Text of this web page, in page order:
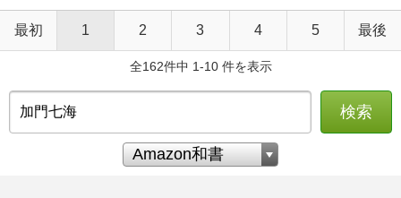
最初 1 2 3 4 5 最後
全162件中 1-10 件を表示
検索